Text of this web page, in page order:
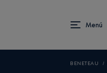
BENETEAU